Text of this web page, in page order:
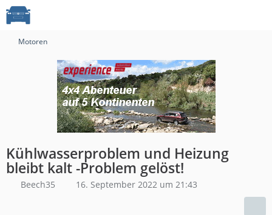
Motoren
Kühlwasserproblem und Heizung
bleibt kalt -Problem gelöst!
Beech35 16. September 2022 um 21:43